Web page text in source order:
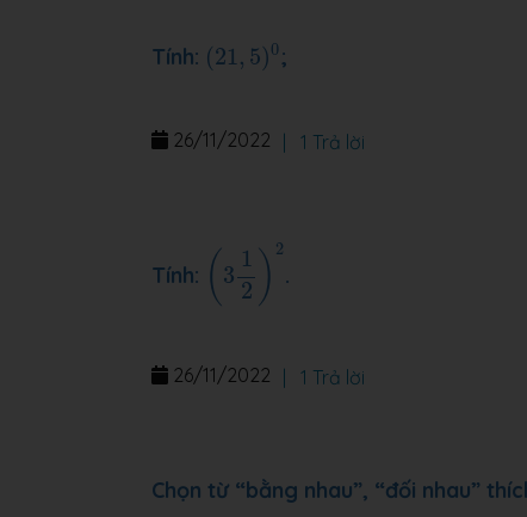
Tính: (21, 5)0
(21 5)0;
26/11/2022 | 1 Trả lời
Tính: ( 3
1
2 ) 2
3 2
.
26/11/2022 | 1 Trả lời
Chọn từ “bằng nhau”, “đối nhau”